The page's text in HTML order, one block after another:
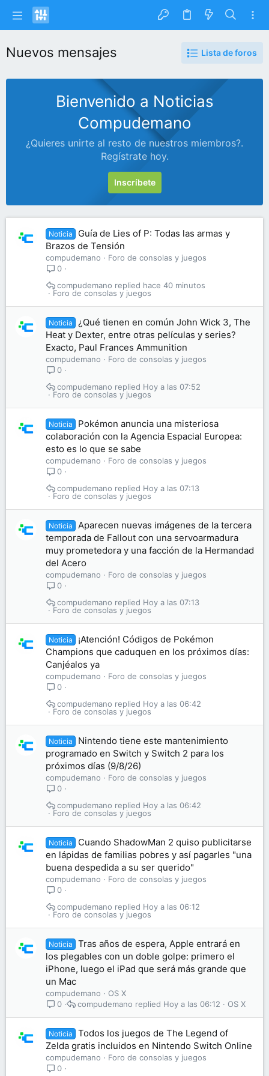
Nuevos mensajes Lista de foros
Bienvenido a Noticias
Compudemano
¿Quieres unirte al resto de nuestros miembros?.
Regístrate hoy.
Inscríbete
Noticia
Guía de Lies of P: Todas las armas y
Brazos de Tensión
compudemano
Foro de consolas y juegos
0
Foro de consolas y juegos
hace 40 minutos
compudemano
Noticia
¿Qué tienen en común John Wick 3, The
Heat y Dexter, entre otras películas y series?
Exacto, Paul Frances Ammunition
compudemano
Foro de consolas y juegos
0
Foro de consolas y juegos
Hoy a las 07:52
compudemano
Noticia
Pokémon anuncia una misteriosa
colaboración con la Agencia Espacial Europea:
esto es lo que se sabe
compudemano
Foro de consolas y juegos
0
Foro de consolas y juegos
Hoy a las 07:13
compudemano
Noticia
Aparecen nuevas imágenes de la tercera
temporada de Fallout con una servoarmadura
muy prometedora y una facción de la Hermandad
del Acero
compudemano
Foro de consolas y juegos
0
Foro de consolas y juegos
Hoy a las 07:13
compudemano
Noticia
¡Atención! Códigos de Pokémon
Champions que caduquen en los próximos días:
Canjéalos ya
compudemano
Foro de consolas y juegos
0
Foro de consolas y juegos
Hoy a las 06:42
compudemano
Noticia
Nintendo tiene este mantenimiento
programado en Switch y Switch 2 para los
próximos días (9/8/26)
compudemano
Foro de consolas y juegos
0
Foro de consolas y juegos
Hoy a las 06:42
compudemano
Noticia
Cuando ShadowMan 2 quiso publicitarse
en lápidas de familias pobres y así pagarles "una
buena despedida a su ser querido"
compudemano
Foro de consolas y juegos
0
Foro de consolas y juegos
Hoy a las 06:12
compudemano
Noticia
Tras años de espera, Apple entrará en
los plegables con un doble golpe: primero el
iPhone, luego el iPad que será más grande que
un Mac
compudemano
OS X
0
OS X
Hoy a las 06:12
compudemano
Noticia
Todos los juegos de The Legend of
Zelda gratis incluidos en Nintendo Switch Online
compudemano
Foro de consolas y juegos
0